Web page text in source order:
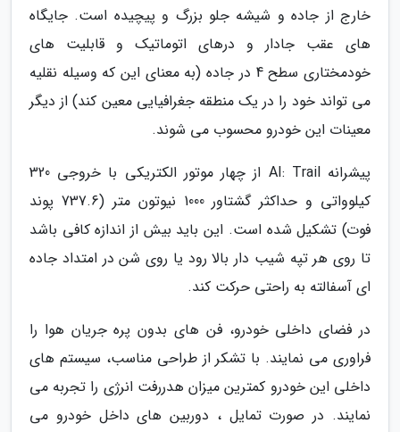
خارج از جاده و شیشه جلو بزرگ و پیچیده است. جایگاه
های عقب جادار و درهای اتوماتیک و قابلیت های
خودمختاری سطح 4 در جاده (به معنای این که وسیله نقلیه
می تواند خود را در یک منطقه جغرافیایی معین کند) از دیگر
معینات این خودرو محسوب می شوند.
پیشرانه AI: Trail از چهار موتور الکتریکی با خروجی 320
کیلوواتی و حداکثر گشتاور 1000 نیوتون متر (737.6 پوند
فوت) تشکیل شده است. این باید بیش از اندازه کافی باشد
تا روی هر تپه شیب دار بالا رود یا روی شن در امتداد جاده
ای آسفالته به راحتی حرکت کند.
در فضای داخلی خودرو، فن های بدون پره جریان هوا را
فراوری می نمایند. با تشکر از طراحی مناسب، سیستم های
داخلی این خودرو کمترین میزان هدررفت انرژی را تجربه می
نمایند. در صورت تمایل ، دوربین های داخل خودرو می